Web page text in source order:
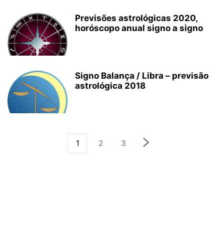
Previsões astrológicas 2020,
horóscopo anual signo a signo
Signo Balança / Libra – previsão
astrológica 2018
1 2 3